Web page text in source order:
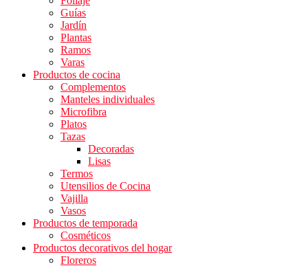
Guías
Jardín
Plantas
Ramos
Varas
Productos de cocina
Complementos
Manteles individuales
Microfibra
Platos
Tazas
Decoradas
Lisas
Termos
Utensilios de Cocina
Vajilla
Vasos
Productos de temporada
Cosméticos
Productos decorativos del hogar
Floreros